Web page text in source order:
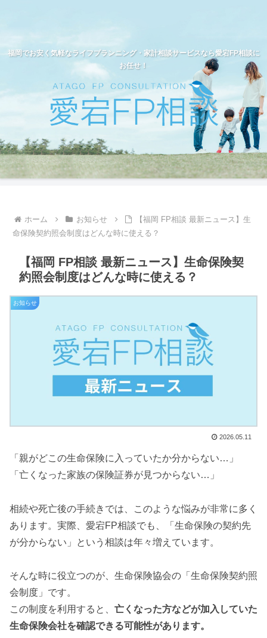
福岡でお安く気軽なライフプランニング・家計相談サービスなら愛宕FP相談に
お任せ！
ホーム お知らせ
【福岡 FP相談 最新ニュース】生
命保険契約照会制度はどんな時に使える？
【福岡 FP相談 最新ニュース】生命保険契
約照会制度はどんな時に使える？
お知らせ
2026.05.11
「親がどこの生命保険に入っていたか分からない…」
「亡くなった家族の保険証券が見つからない…」
相続や死亡後の手続きでは、このような悩みが非常に多く
あります。実際、愛宕FP相談でも、「生命保険の契約先
が分からない」という相談は年々増えています。
そんな時に役立つのが、生命保険協会の「生命保険契約照
会制度」です。
この制度を利用すると、 亡くなった方などが加入していた
生命保険会社を確認できる可能性があります。